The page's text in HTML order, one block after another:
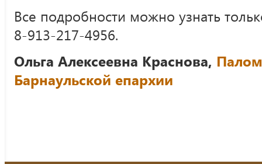
Все подробности можно узнать
8-913-217-4956.
Ольга Алексеевна Краснова,
Барнаульской епархии